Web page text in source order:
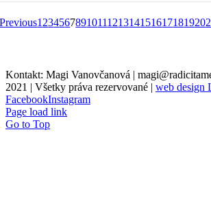
Previous1 234567891011121314151617181920
Kontakt: Magi Vanovčanová |
2021 | Všetky práva rezervované | web design
FacebookInstagram
Page load link
Go to Top